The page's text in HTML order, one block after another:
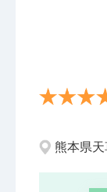
熊本県